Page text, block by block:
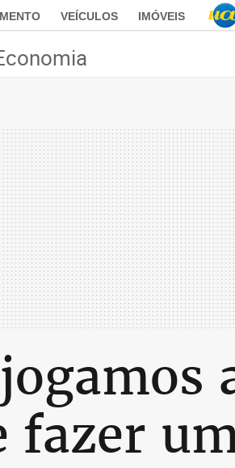
VEÍCULOS IMÓVEIS
fazer